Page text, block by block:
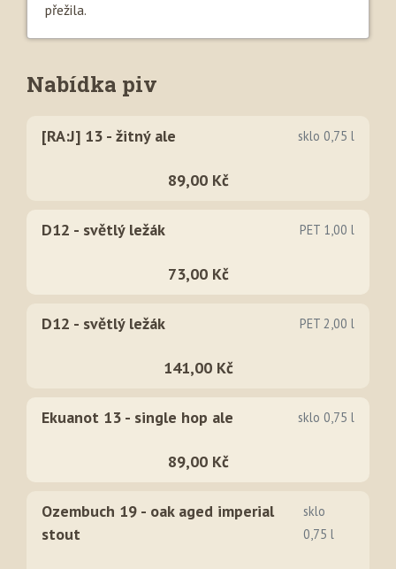
přežila.
Nabídka piv
[RA:J] 13 - žitný ale sklo 0,75 l
89,00 Kč
D12 - světlý ležák PET 1,00 l
73,00 Kč
D12 - světlý ležák PET 2,00 l
141,00 Kč
Ekuanot 13 - single hop ale sklo 0,75 l
89,00 Kč
Ozembuch 19 - oak aged imperial
stout
sklo
0,75 l